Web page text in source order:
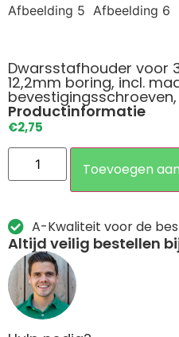
Dwarsstafhouder voor
12,2mm boring, incl.
bevestigingsschroeven,
Productinformatie
€2,75
Toevoegen
A-Kwaliteit voor de
Altijd veilig bestellen bij